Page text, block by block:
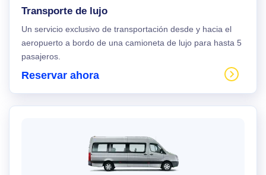
Transporte de lujo
Un servicio exclusivo de transportación desde y hacia el
aeropuerto a bordo de una camioneta de lujo para hasta 5
pasajeros.
Reservar ahora